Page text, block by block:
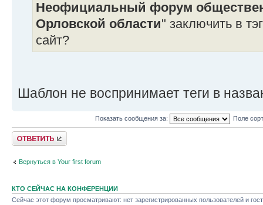
Неофициальный форум
Орловской области" заключить в
сайт?
Шаблон не воспринимает теги в
Показать сообщения за: Поле
Ответить
Вернуться в Your first forum
КТО СЕЙЧАС НА КОНФЕРЕНЦИИ
Сейчас этот форум просматривают: нет зарегистрированных пользователей и